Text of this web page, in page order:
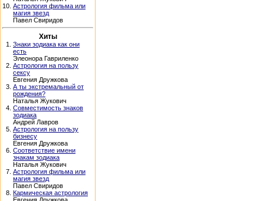
10. Астрология фильма или
магия звезд
Павел Свиридов
Хиты
1. Знаки зодиака как они
есть
Элеонора Гавриленко
2. Астрология на пользу
сексу
Евгения Дружкова
3. А ты экстремальный от
рождения?
Наталья Жукович
4. Совместимость знаков
зодиака
Андрей Лавров
5. Астрология на пользу
бизнесу
Евгения Дружкова
6. Соответствие имени
знакам зодиака
Наталья Жукович
7. Астрология фильма или
магия звезд
Павел Свиридов
8. Кармическая астрология